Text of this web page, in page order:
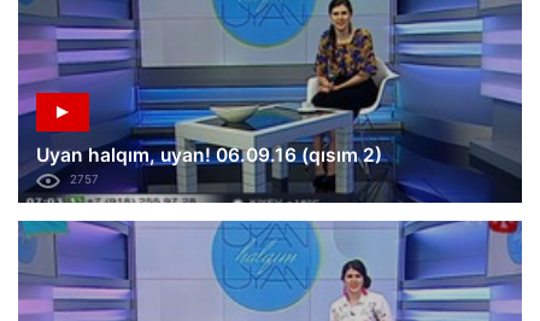
Uyan halqım, uyan! 06.09.16 (qısım 2)
2757